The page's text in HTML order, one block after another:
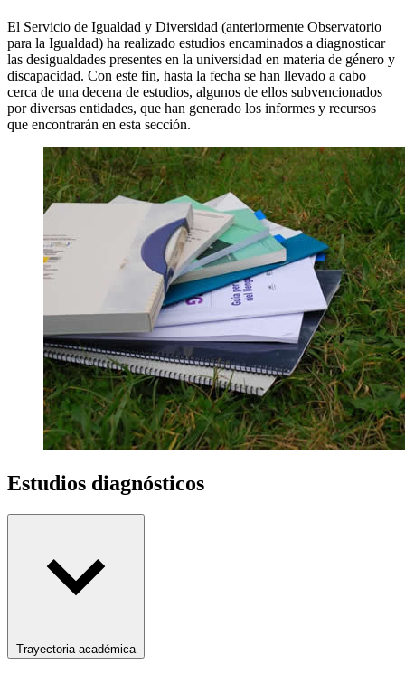
El Servicio de Igualdad y Diversidad (anteriormente Observatorio
para la Igualdad) ha realizado estudios encaminados a diagnosticar
las desigualdades presentes en la universidad en materia de género y
discapacidad. Con este fin, hasta la fecha se han llevado a cabo
cerca de una decena de estudios, algunos de ellos subvencionados
por diversas entidades, que han generado los informes y recursos
que encontrarán en esta sección.
Estudios diagnósticos
Trayectoria académica